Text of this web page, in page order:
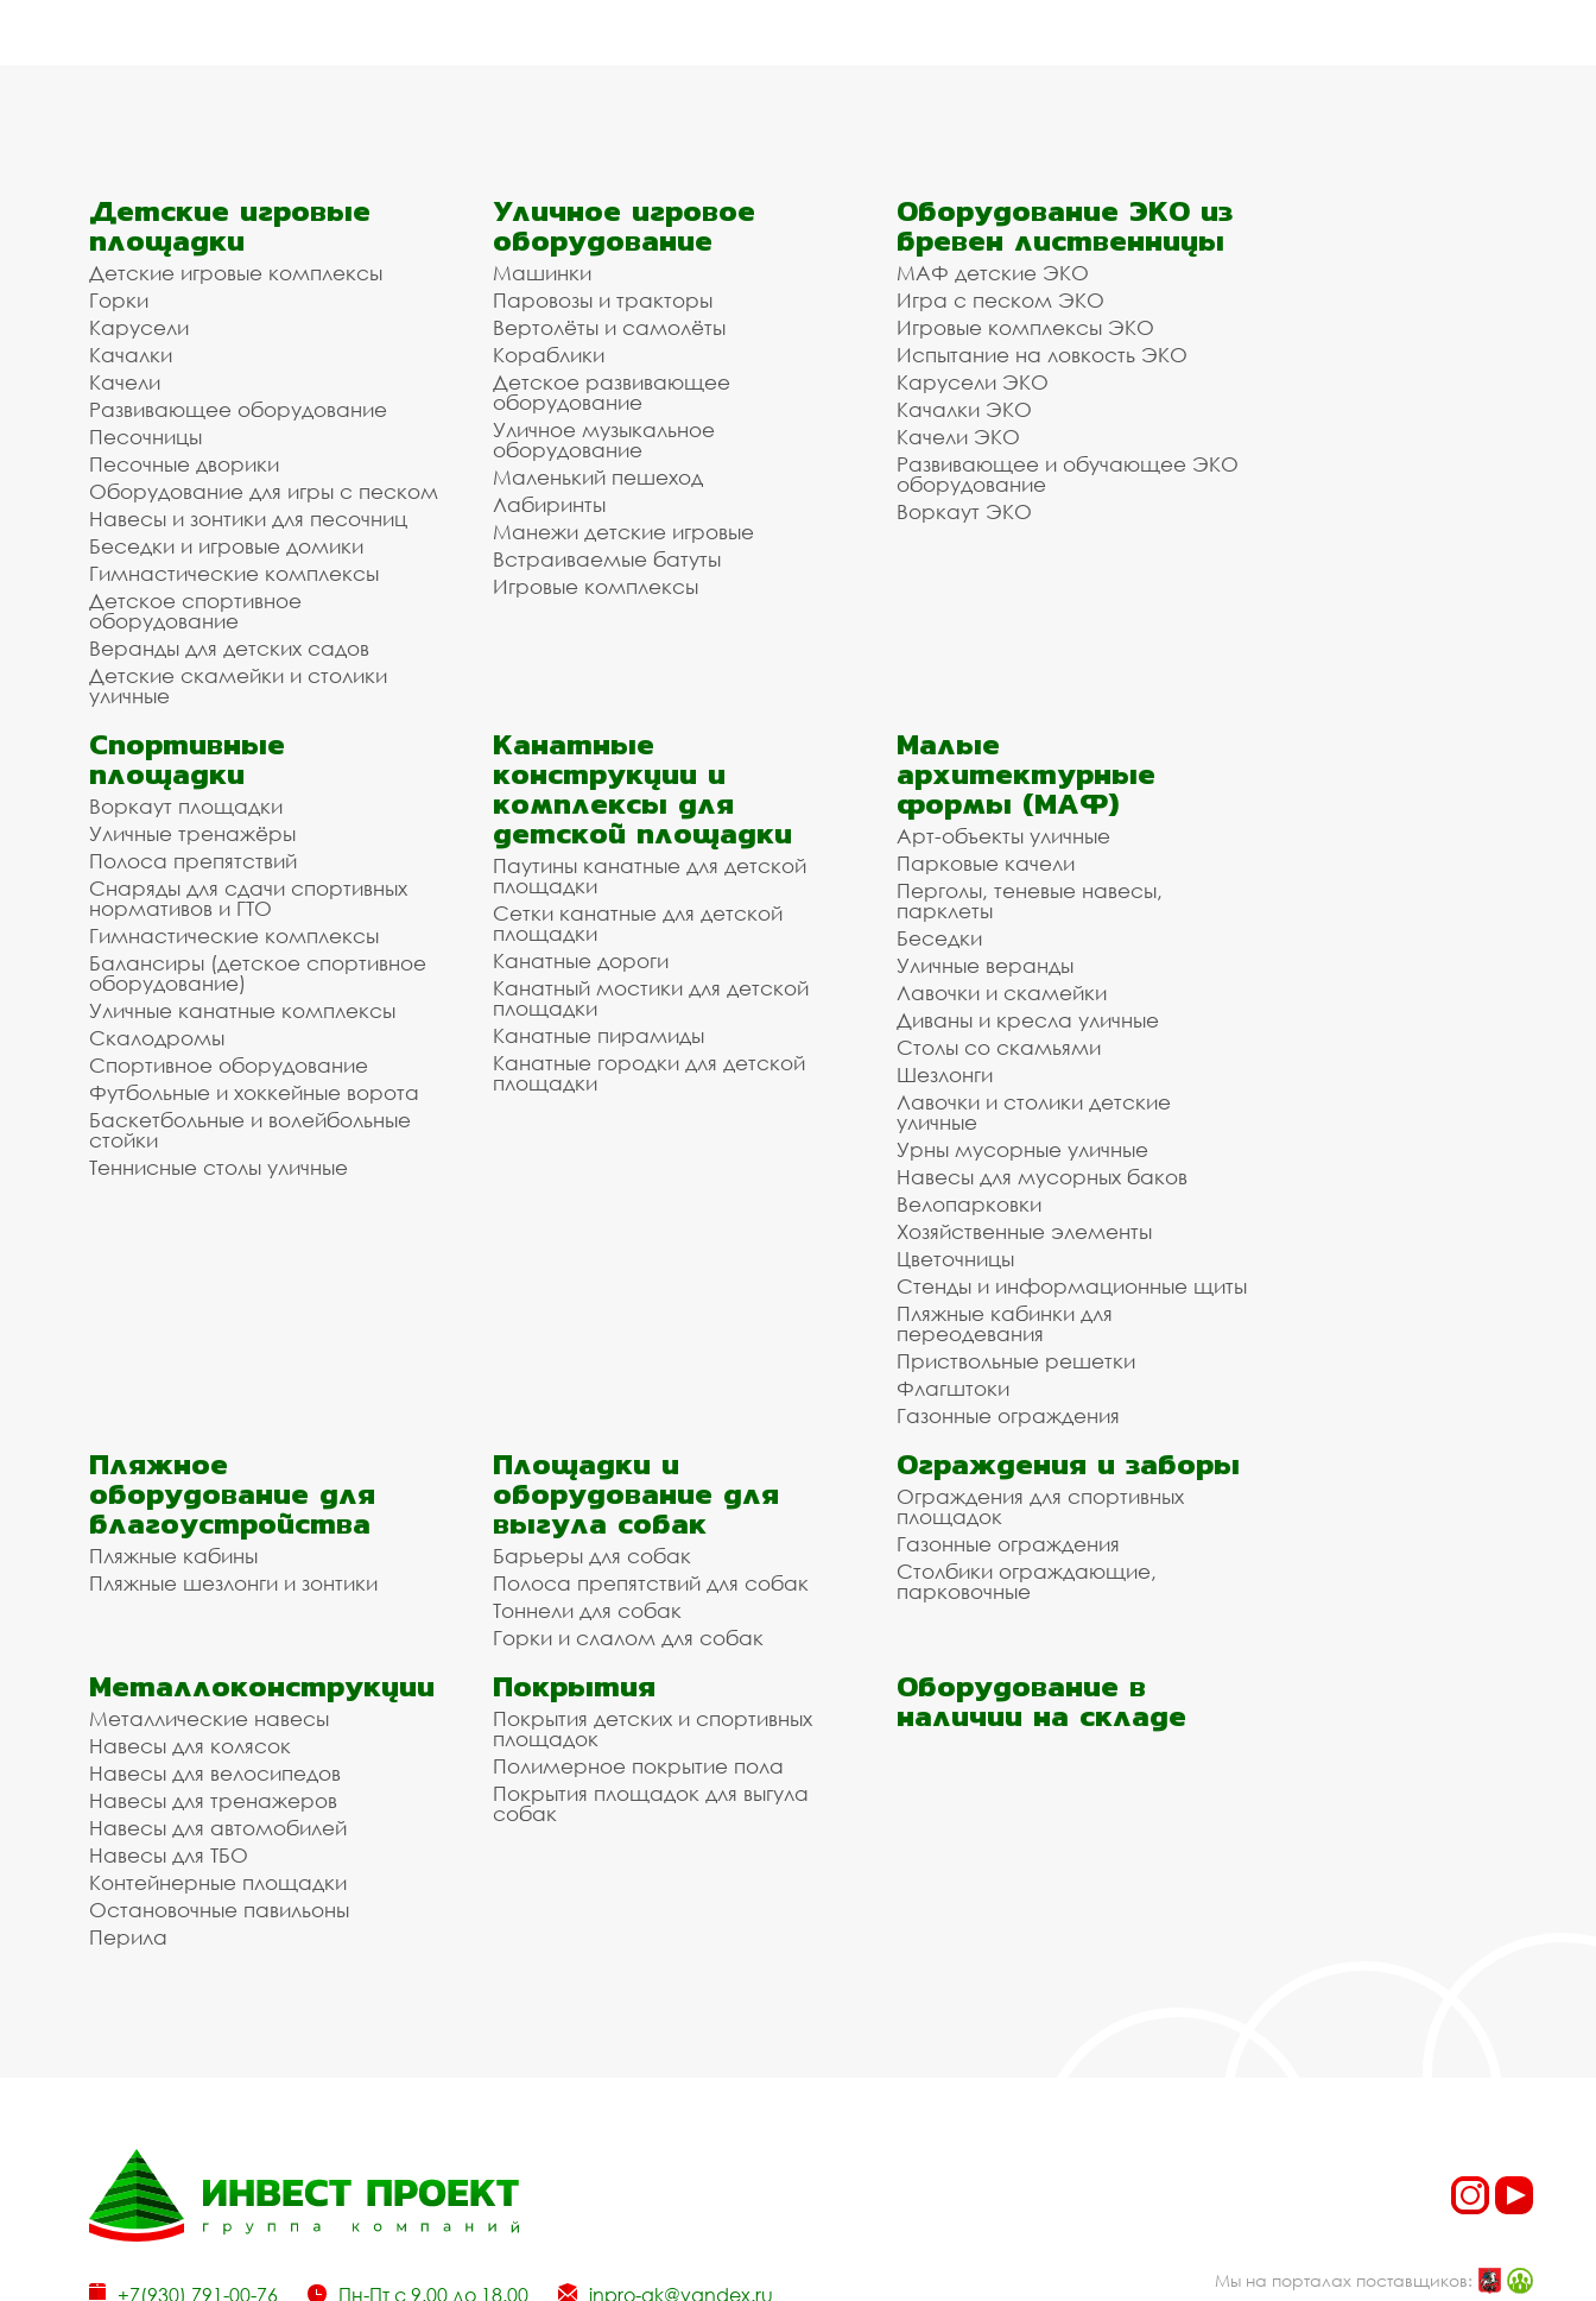
Детские игровые
площадки
Детские игровые комплексы
Горки
Карусели
Качалки
Качели
Развивающее оборудование
Песочницы
Песочные дворики
Оборудование для игры с песком
Навесы и зонтики для песочниц
Беседки и игровые домики
Гимнастические комплексы
Детское спортивное
оборудование
Веранды для детских садов
Детские скамейки и столики
уличные
Уличное игровое
оборудование
Машинки
Паровозы и тракторы
Вертолёты и самолёты
Кораблики
Детское развивающее
оборудование
Уличное музыкальное
оборудование
Маленький пешеход
Лабиринты
Манежи детские игровые
Встраиваемые батуты
Игровые комплексы
Оборудование ЭКО из
бревен лиственницы
МАФ детские ЭКО
Игра с песком ЭКО
Игровые комплексы ЭКО
Испытание на ловкость ЭКО
Карусели ЭКО
Качалки ЭКО
Качели ЭКО
Развивающее и обучающее ЭКО
оборудование
Воркаут ЭКО
Спортивные
площадки
Воркаут площадки
Уличные тренажёры
Полоса препятствий
Снаряды для сдачи спортивных
нормативов и ГТО
Гимнастические комплексы
Балансиры (детское спортивное
оборудование)
Уличные канатные комплексы
Скалодромы
Спортивное оборудование
Футбольные и хоккейные ворота
Баскетбольные и волейбольные
стойки
Теннисные столы уличные
Канатные
конструкции и
комплексы для
детской площадки
Паутины канатные для детской
площадки
Сетки канатные для детской
площадки
Канатные дороги
Канатный мостики для детской
площадки
Канатные пирамиды
Канатные городки для детской
площадки
Малые
архитектурные
формы (МАФ)
Арт-объекты уличные
Парковые качели
Перголы, теневые навесы,
парклеты
Беседки
Уличные веранды
Лавочки и скамейки
Диваны и кресла уличные
Столы со скамьями
Шезлонги
Лавочки и столики детские
уличные
Урны мусорные уличные
Навесы для мусорных баков
Велопарковки
Хозяйственные элементы
Цветочницы
Стенды и информационные щиты
Пляжные кабинки для
переодевания
Приствольные решетки
Флагштоки
Газонные ограждения
Пляжное
оборудование для
благоустройства
Пляжные кабины
Пляжные шезлонги и зонтики
Площадки и
оборудование для
выгула собак
Барьеры для собак
Полоса препятствий для собак
Тоннели для собак
Горки и слалом для собак
Ограждения и заборы
Ограждения для спортивных
площадок
Газонные ограждения
Столбики ограждающие,
парковочные
Металлоконструкции
Металлические навесы
Навесы для колясок
Навесы для велосипедов
Навесы для тренажеров
Навесы для автомобилей
Навесы для ТБО
Контейнерные площадки
Остановочные павильоны
Перила
Покрытия
Покрытия детских и спортивных
площадок
Полимерное покрытие пола
Покрытия площадок для выгула
собак
Оборудование в
наличии на складе
+7(930) 791-00-76 Пн-Пт с 9.00 до 18.00 inpro-gk@yandex.ru
Мы на порталах поставщиков: